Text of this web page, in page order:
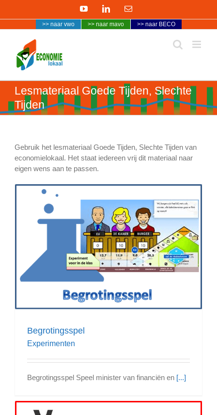
YouTubeLinkedInE-
>> naar vwo >> naar mavo >> naar BECO
Lesmateriaal Goede Tijden, Slechte
Tijden
Gebruik het lesmateriaal Goede Tijden, Slechte Tijden van
economielokaal. Het staat iedereen vrij dit materiaal naar
eigen wens aan te passen.
Begrotingsspel
Experimenten
Begrotingsspel Speel minister van financiën en [...]